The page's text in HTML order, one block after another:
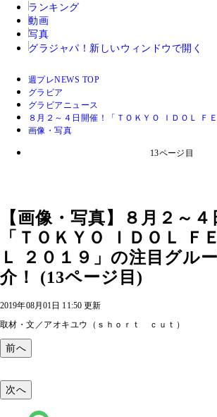
ランキング
動画
写真
グラジャパ！ 新しいウィンドウで開く
週プレNEWS TOP
グラビア
グラビアニュース
８月２～４日開催！「ＴＯＫＹＯ ＩＤＯＬ Ｆ
画像・写真
13ページ目
【画像・写真】８月２～４
「ＴＯＫＹＯ ＩＤＯＬ Ｆ
Ｌ ２０１９」の注目グル
介！ (13ページ目)
2019年08月01日 11:50 更新
取材・文／アオキユウ（ｓｈｏｒｔ ｃｕｔ）
前へ
次へ